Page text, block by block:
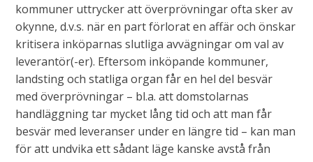
kommuner uttrycker att överprövningar ofta sker av
okynne, d.v.s. när en part förlorat en affär och önskar
kritisera inköparnas slutliga avvägningar om val av
leverantör(-er). Eftersom inköpande kommuner,
landsting och statliga organ får en hel del besvär
med överprövningar – bl.a. att domstolarnas
handläggning tar mycket lång tid och att man får
besvär med leveranser under en längre tid – kan man
för att undvika ett sådant läge kanske avstå från